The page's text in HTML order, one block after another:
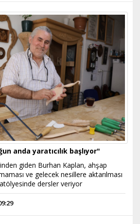
anda yaratıcılık başlıyor"
giden Burhan Kaplan, ahşap
ve gelecek nesillere aktarılması
dersler veriyor